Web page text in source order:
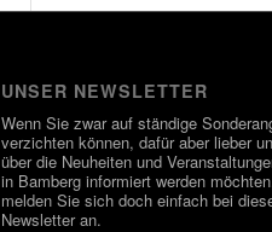
UNSER NEWSLETTER
Wenn Sie zwar auf ständige
verzichten können, dafür aber lieber
über die Neuheiten und
in Bamberg informiert werden
melden Sie sich doch einfach bei
Newsletter an.